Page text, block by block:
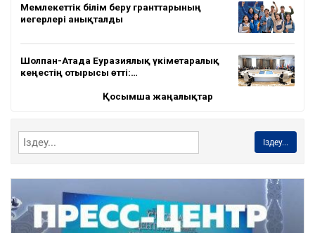
Мемлекеттік білім беру гранттарының
иегерлері анықталды
Шолпан-Атада Еуразиялық үкіметаралық
кеңестің отырысы өтті:…
Қосымша жаңалықтар
Іздеу...